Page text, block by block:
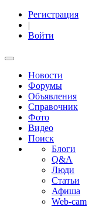
Регистрация
|
Войти
Новости
Форумы
Объявления
Справочник
Фото
Видео
Поиск
Блоги
Q&A
Люди
Статьи
Афиша
Web-cam